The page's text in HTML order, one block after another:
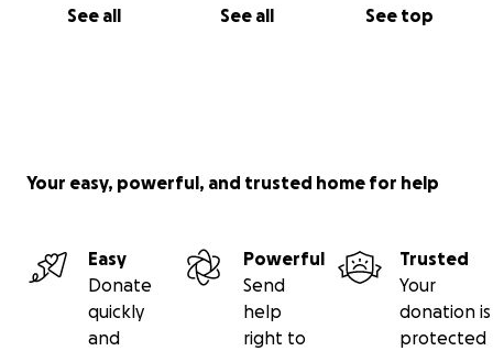
See all See all See top
Your easy, powerful, and trusted home for help
Easy
Donate
quickly
and
Powerful
Send
help
right to
Trusted
Your
donation is
protected